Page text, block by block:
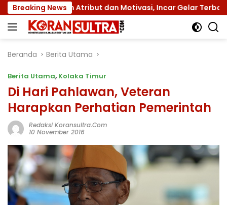
Langsung
ke
konten
Breaking News
Atribut dan Motivasi, Incar Gelar Terbaik di Sultra
Beranda Berita Utama
Berita Utama, Kolaka Timur
Di Hari Pahlawan, Veteran
Harapkan Perhatian Pemerintah
Redaksi Koransultra.com
10 November 2016